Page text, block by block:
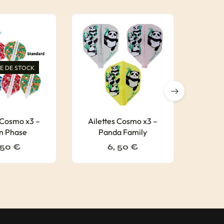
DE STOCK
x3 –
Phase
€
Ailettes Cosmo x3 –
Panda Family
6, 50€